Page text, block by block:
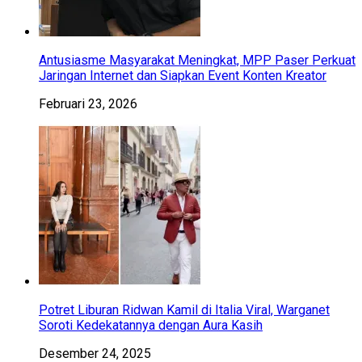
Antusiasme Masyarakat Meningkat, MPP Paser Perkuat
Jaringan Internet dan Siapkan Event Konten Kreator
Februari 23, 2026
Potret Liburan Ridwan Kamil di Italia Viral, Warganet
Soroti Kedekatannya dengan Aura Kasih
Desember 24, 2025